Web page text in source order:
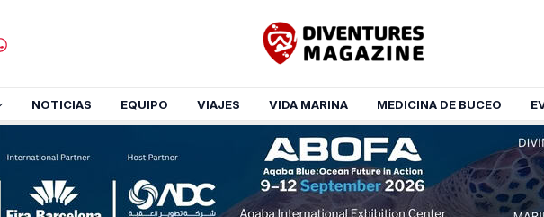
NOTICIAS EQUIPO VIAJES VIDA MARINA MEDICINA DE BUCEO